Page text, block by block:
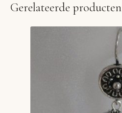
Gerelateerde producten